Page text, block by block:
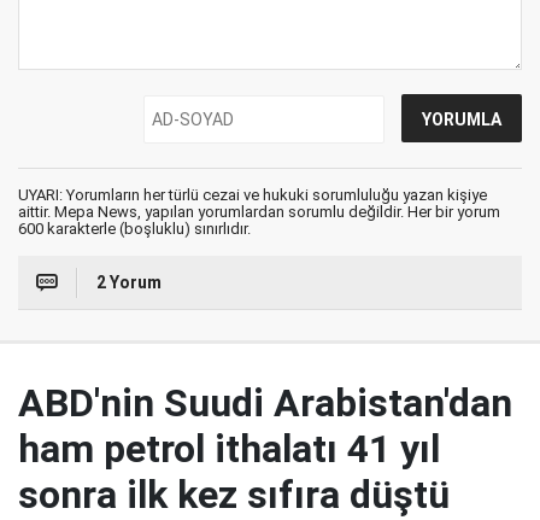
UYARI: Yorumların her türlü cezai ve hukuki sorumluluğu yazan kişiye
aittir. Mepa News, yapılan yorumlardan sorumlu değildir. Her bir yorum
600 karakterle (boşluklu) sınırlıdır.
2 Yorum
ABD'nin Suudi Arabistan'dan
ham petrol ithalatı 41 yıl
sonra ilk kez sıfıra düştü